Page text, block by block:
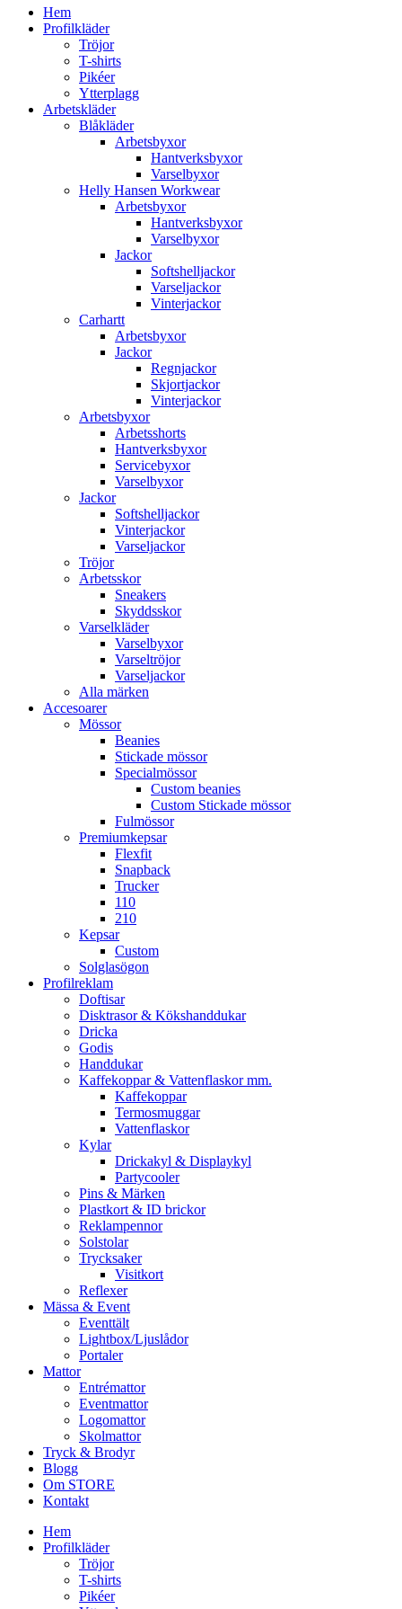
Hem
Profilkläder
Tröjor
T-shirts
Pikéer
Ytterplagg
Arbetskläder
Blåkläder
Arbetsbyxor
Hantverksbyxor
Varselbyxor
Helly Hansen Workwear
Arbetsbyxor
Hantverksbyxor
Varselbyxor
Jackor
Softshelljackor
Varseljackor
Vinterjackor
Carhartt
Arbetsbyxor
Jackor
Regnjackor
Skjortjackor
Vinterjackor
Arbetsbyxor
Arbetsshorts
Hantverksbyxor
Servicebyxor
Varselbyxor
Jackor
Softshelljackor
Vinterjackor
Varseljackor
Tröjor
Arbetsskor
Sneakers
Skyddsskor
Varselkläder
Varselbyxor
Varseltröjor
Varseljackor
Alla märken
Accesoarer
Mössor
Beanies
Stickade mössor
Specialmössor
Custom beanies
Custom Stickade mössor
Fulmössor
Premiumkepsar
Flexfit
Snapback
Trucker
110
210
Kepsar
Custom
Solglasögon
Profilreklam
Doftisar
Disktrasor & Kökshanddukar
Dricka
Godis
Handdukar
Kaffekoppar & Vattenflaskor mm.
Kaffekoppar
Termosmuggar
Vattenflaskor
Kylar
Drickakyl & Displaykyl
Partycooler
Pins & Märken
Plastkort & ID brickor
Reklampennor
Solstolar
Trycksaker
Visitkort
Reflexer
Mässa & Event
Eventtält
Lightbox/Ljuslådor
Portaler
Mattor
Entrémattor
Eventmattor
Logomattor
Skolmattor
Tryck & Brodyr
Blogg
Om STORE
Kontakt
Hem
Profilkläder
Tröjor
T-shirts
Pikéer